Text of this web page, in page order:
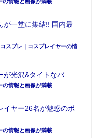
巨大スタンプラリー
還作戦～」が開催！
の情報と画像が満載
が一堂に集結!! 国内最
コスプレ｜コスプレイヤーの情
が光沢&タイトなバ...
の情報と画像が満載
イヤー26名が魅惑のポ
の情報と画像が満載